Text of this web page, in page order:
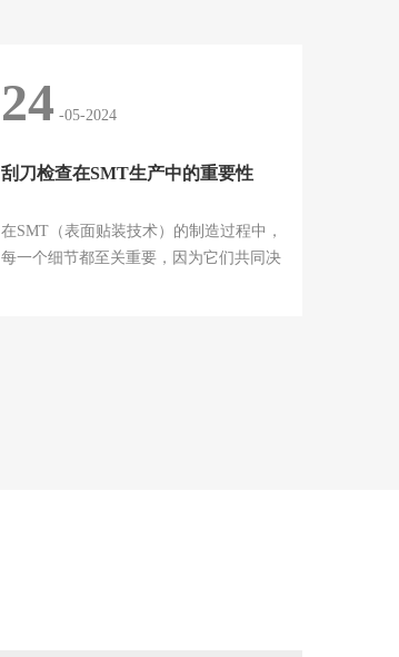
24 -05-2024
刮刀检查在SMT生产中的重要性
在SMT（表面贴装技术）的制造过程中，
每一个细节都至关重要，因为它们共同决